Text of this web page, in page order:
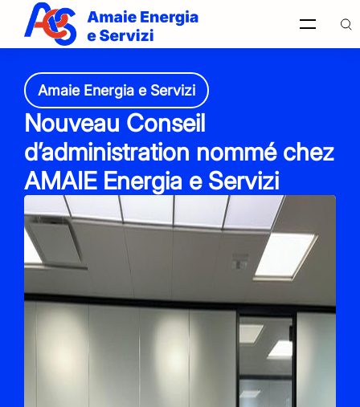
Recherche
sur le
site
Italiano
English
Amaie Energia e Servizi
Nouveau Conseil
d’administration nommé chez
AMAIE Energia e Servizi